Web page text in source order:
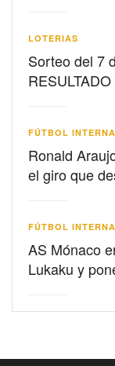
LOTERIAS
Sorteo del 7
FÚTBOL
Ronald
el giro que
FÚTBOL
AS Mónaco
Lukaku y